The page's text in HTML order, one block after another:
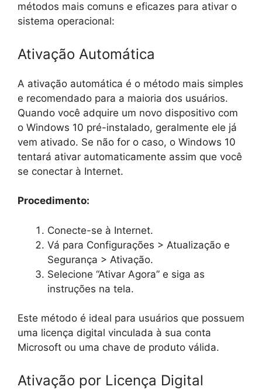
métodos mais comuns e eficazes para ativar o
sistema operacional:
Ativação Automática
A ativação automática é o método mais simples
e recomendado para a maioria dos usuários.
Quando você adquire um novo dispositivo com
o Windows 10 pré-instalado, geralmente ele já
vem ativado. Se não for o caso, o Windows 10
tentará ativar automaticamente assim que você
se conectar à Internet.
Procedimento:
Conecte-se à Internet.
Vá para Configurações > Atualização e
Segurança > Ativação.
Selecione “Ativar Agora” e siga as
instruções na tela.
Este método é ideal para usuários que possuem
uma licença digital vinculada à sua conta
Microsoft ou uma chave de produto válida.
Ativação por Licença Digital